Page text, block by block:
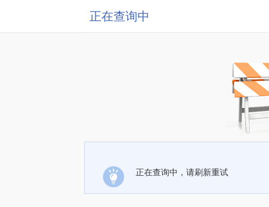
正在查询中
正在查询中，请刷新重试